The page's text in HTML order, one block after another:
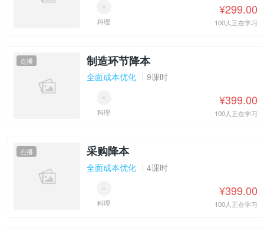
科理
¥299.00
100人正在学习
点播 制造环节降本
全面成本优化 9课时
科理
¥399.00
100人正在学习
点播 采购降本
全面成本优化 4课时
科理
¥399.00
100人正在学习